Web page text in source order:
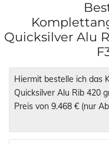
Quicksilver Alu